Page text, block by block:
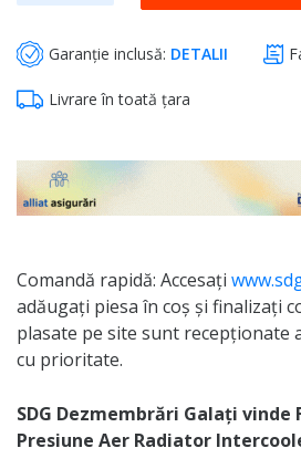
Garanție inclusă: DETALII
Livrare în toată țara
Comandă rapidă: Accesați
adăugați piesa în coș și finalizați
plasate pe site sunt recepționate
cu prioritate.
SDG Dezmembrări Galați vinde
Presiune Aer Radiator